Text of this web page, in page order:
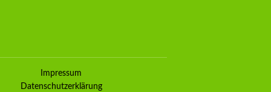
Impressum
Datenschutzerklärung
TEXT& WISSENSCHAFT